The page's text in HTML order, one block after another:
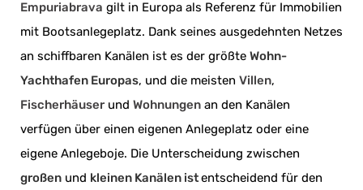
Empuriabrava gilt in Europa als Referenz für Immobilien
mit Bootsanlegeplatz. Dank seines ausgedehnten Netzes
an schiffbaren Kanälen ist es der größte Wohn-
Yachthafen Europas, und die meisten Villen,
Fischerhäuser und Wohnungen an den Kanälen
verfügen über einen eigenen Anlegeplatz oder eine
eigene Anlegeboje. Die Unterscheidung zwischen
großen und kleinen Kanälen istentscheidend für den